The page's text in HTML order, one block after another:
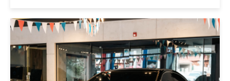
| 2020
PORSCHE PANAMERA 2020
NEGRO